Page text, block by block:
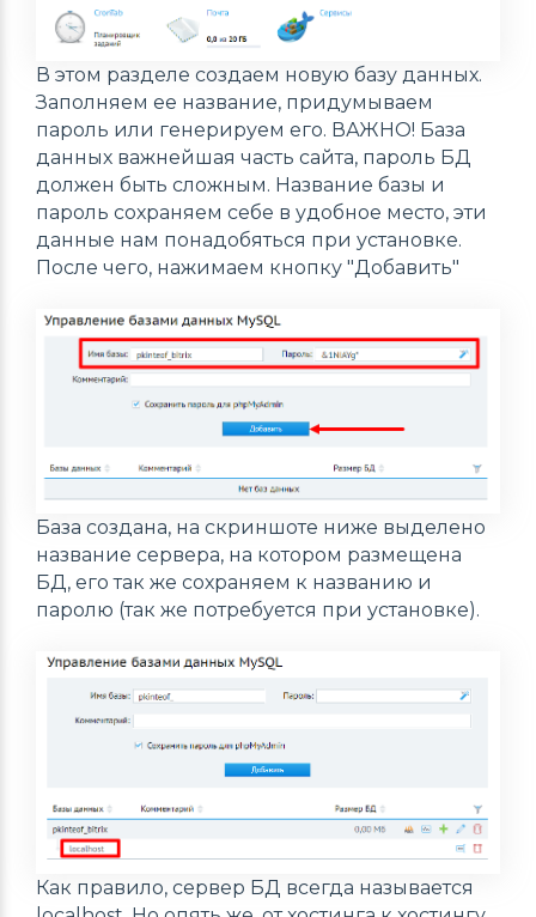
В этом разделе создаем новую базу данных.
Заполняем ее название, придумываем
пароль или генерируем его. ВАЖНО! База
данных важнейшая часть сайта, пароль БД
должен быть сложным. Название базы и
пароль сохраняем себе в удобное место, эти
данные нам понадобяться при установке.
После чего, нажимаем кнопку "Добавить"
База создана, на скриншоте ниже выделено
название сервера, на котором размещена
БД, его так же сохраняем к названию и
паролю (так же потребуется при установке).
Как правило, сервер БД всегда называется